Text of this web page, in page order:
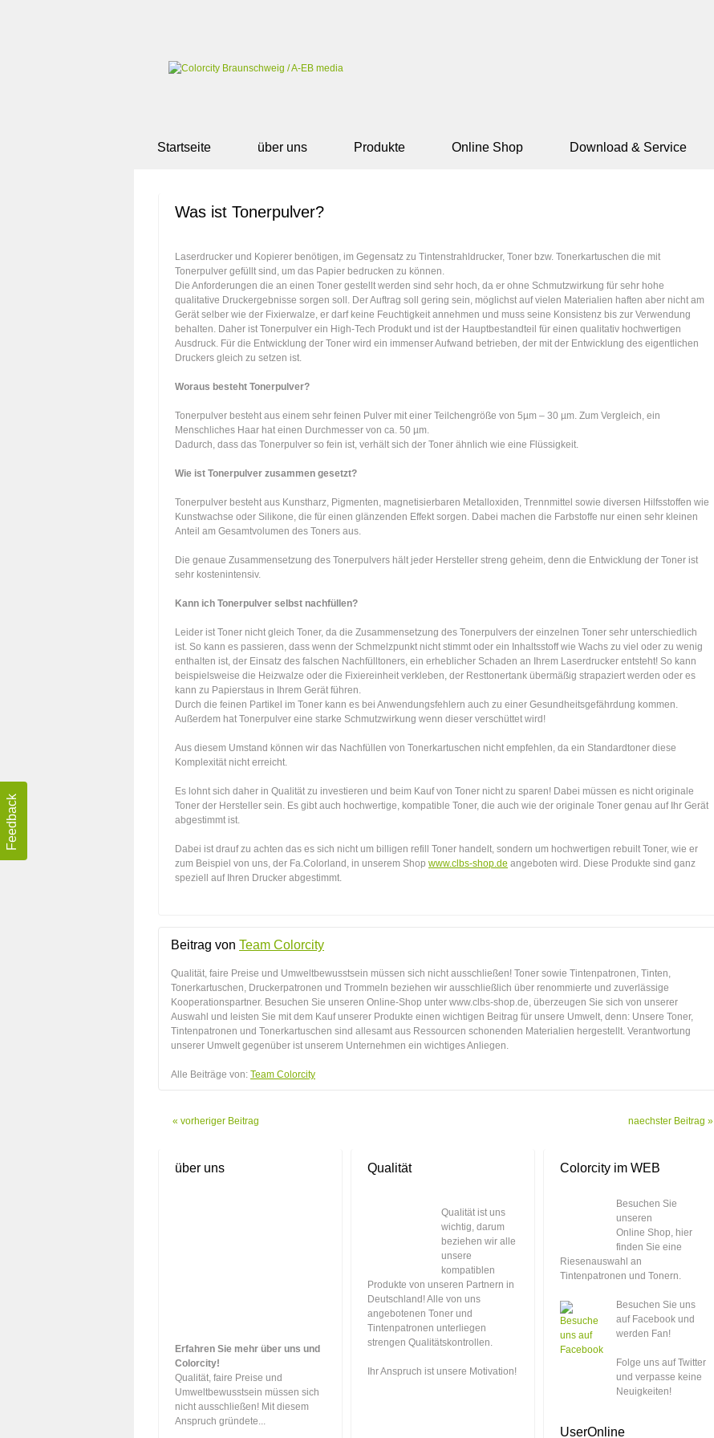
Startseite über uns Produkte Online Shop Download & Service
Was ist Tonerpulver?
Laserdrucker und Kopierer benötigen, im Gegensatz zu Tintenstrahldrucker, Toner bzw. Tonerkartuschen die mit
Tonerpulver gefüllt sind, um das Papier bedrucken zu können.
Die Anforderungen die an einen Toner gestellt werden sind sehr hoch, da er ohne Schmutzwirkung für sehr hohe
qualitative Druckergebnisse sorgen soll. Der Auftrag soll gering sein, möglichst auf vielen Materialien haften aber nicht am
Gerät selber wie der Fixierwalze, er darf keine Feuchtigkeit annehmen und muss seine Konsistenz bis zur Verwendung
behalten. Daher ist Tonerpulver ein High-Tech Produkt und ist der Hauptbestandteil für einen qualitativ hochwertigen
Ausdruck. Für die Entwicklung der Toner wird ein immenser Aufwand betrieben, der mit der Entwicklung des eigentlichen
Druckers gleich zu setzen ist.
Woraus besteht Tonerpulver?
Tonerpulver besteht aus einem sehr feinen Pulver mit einer Teilchengröße von 5µm – 30 µm. Zum Vergleich, ein
Menschliches Haar hat einen Durchmesser von ca. 50 µm.
Dadurch, dass das Tonerpulver so fein ist, verhält sich der Toner ähnlich wie eine Flüssigkeit.
Wie ist Tonerpulver zusammen gesetzt?
Tonerpulver besteht aus Kunstharz, Pigmenten, magnetisierbaren Metalloxiden, Trennmittel sowie diversen Hilfsstoffen wie
Kunstwachse oder Silikone, die für einen glänzenden Effekt sorgen. Dabei machen die Farbstoffe nur einen sehr kleinen
Anteil am Gesamtvolumen des Toners aus.
Die genaue Zusammensetzung des Tonerpulvers hält jeder Hersteller streng geheim, denn die Entwicklung der Toner ist
sehr kostenintensiv.
Kann ich Tonerpulver selbst nachfüllen?
Leider ist Toner nicht gleich Toner, da die Zusammensetzung des Tonerpulvers der einzelnen Toner sehr unterschiedlich
ist. So kann es passieren, dass wenn der Schmelzpunkt nicht stimmt oder ein Inhaltsstoff wie Wachs zu viel oder zu wenig
enthalten ist, der Einsatz des falschen Nachfülltoners, ein erheblicher Schaden an Ihrem Laserdrucker entsteht! So kann
beispielsweise die Heizwalze oder die Fixiereinheit verkleben, der Resttonertank übermäßig strapaziert werden oder es
kann zu Papierstaus in Ihrem Gerät führen.
Durch die feinen Partikel im Toner kann es bei Anwendungsfehlern auch zu einer Gesundheitsgefährdung kommen.
Außerdem hat Tonerpulver eine starke Schmutzwirkung wenn dieser verschüttet wird!
Aus diesem Umstand können wir das Nachfüllen von Tonerkartuschen nicht empfehlen, da ein Standardtoner diese
Komplexität nicht erreicht.
Es lohnt sich daher in Qualität zu investieren und beim Kauf von Toner nicht zu sparen! Dabei müssen es nicht originale
Toner der Hersteller sein. Es gibt auch hochwertige, kompatible Toner, die auch wie der originale Toner genau auf Ihr Gerät
abgestimmt ist.
Dabei ist drauf zu achten das es sich nicht um billigen refill Toner handelt, sondern um hochwertigen rebuilt Toner, wie er
zum Beispiel von uns, der Fa.Colorland, in unserem Shop www.clbs-shop.de angeboten wird. Diese Produkte sind ganz
speziell auf Ihren Drucker abgestimmt.
Beitrag von Team Colorcity
Qualität, faire Preise und Umweltbewusstsein müssen sich nicht ausschließen! Toner sowie Tintenpatronen, Tinten,
Tonerkartuschen, Druckerpatronen und Trommeln beziehen wir ausschließlich über renommierte und zuverlässige
Kooperationspartner. Besuchen Sie unseren Online-Shop unter www.clbs-shop.de, überzeugen Sie sich von unserer
Auswahl und leisten Sie mit dem Kauf unserer Produkte einen wichtigen Beitrag für unsere Umwelt, denn: Unsere Toner,
Tintenpatronen und Tonerkartuschen sind allesamt aus Ressourcen schonenden Materialien hergestellt. Verantwortung
unserer Umwelt gegenüber ist unserem Unternehmen ein wichtiges Anliegen.
Alle Beiträge von: Team Colorcity
« vorheriger Beitrag naechster Beitrag »
über uns
Erfahren Sie mehr über uns und
Colorcity!
Qualität, faire Preise und
Umweltbewusstsein müssen sich
nicht ausschließen! Mit diesem
Anspruch gründete...
Qualität
Qualität ist uns
wichtig, darum
beziehen wir alle
unsere
kompatiblen
Produkte von unseren Partnern in
Deutschland! Alle von uns
angebotenen Toner und
Tintenpatronen unterliegen
strengen Qualitätskontrollen.
Ihr Anspruch ist unsere Motivation!
Colorcity im WEB
Besuchen Sie
unseren
Online Shop, hier
finden Sie eine
Riesenauswahl an
Tintenpatronen und Tonern.
Besuchen Sie uns
auf Facebook und
werden Fan!
Folge uns auf Twitter
und verpasse keine
Neuigkeiten!
UserOnline
Feedback